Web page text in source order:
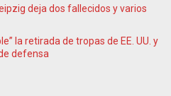
deja dos fallecidos y varios
la retirada de tropas de EE. UU. y
defensa